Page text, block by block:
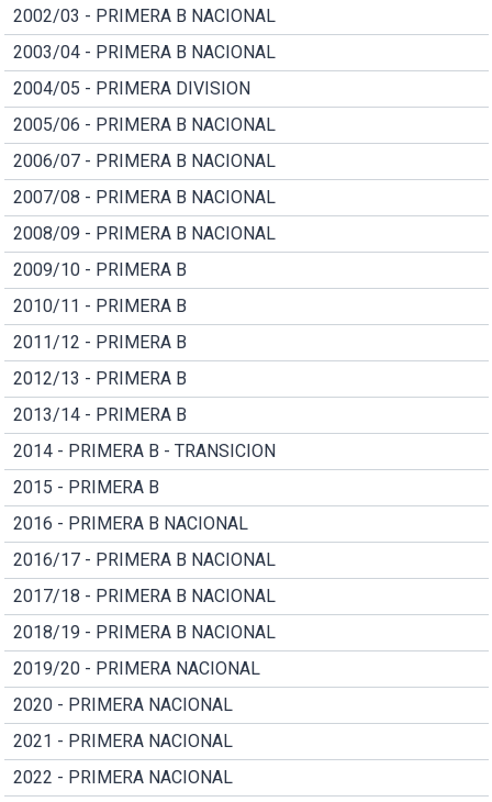
2002/03 - PRIMERA B NACIONAL
2003/04 - PRIMERA B NACIONAL
2004/05 - PRIMERA DIVISION
2005/06 - PRIMERA B NACIONAL
2006/07 - PRIMERA B NACIONAL
2007/08 - PRIMERA B NACIONAL
2008/09 - PRIMERA B NACIONAL
2009/10 - PRIMERA B
2010/11 - PRIMERA B
2011/12 - PRIMERA B
2012/13 - PRIMERA B
2013/14 - PRIMERA B
2014 - PRIMERA B - TRANSICION
2015 - PRIMERA B
2016 - PRIMERA B NACIONAL
2016/17 - PRIMERA B NACIONAL
2017/18 - PRIMERA B NACIONAL
2018/19 - PRIMERA B NACIONAL
2019/20 - PRIMERA NACIONAL
2020 - PRIMERA NACIONAL
2021 - PRIMERA NACIONAL
2022 - PRIMERA NACIONAL